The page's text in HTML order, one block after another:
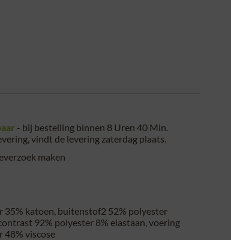
- bij bestelling binnen 8 Uren 40 Min.
vindt de levering zaterdag plaats.
maken
35% katoen, buitenstof2 52% polyester
92% polyester 8% elastaan, voering
48% viscose